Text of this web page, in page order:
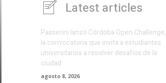
Latest articles
Passerini lanzó Córdoba Open Challenge,
la convocatoria que invita a estudiantes
universitarios a resolver desafíos de la
ciudad
agosto 8, 2026